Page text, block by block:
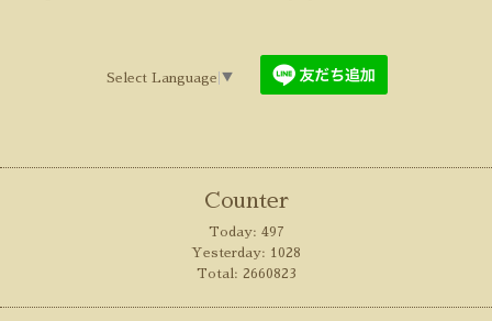
Select Language ▼
Counter
Today: 497
Yesterday: 1028
Total: 2660823